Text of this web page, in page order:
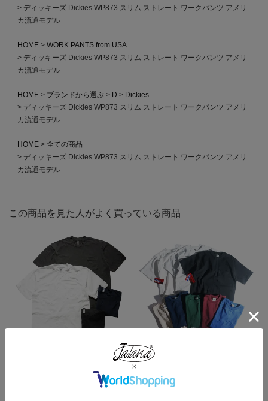
ディッキーズ Dickies WP873 スリム ストレート ワークパンツ アメリ
カ流通モデル
HOME
WORK PANTS from USA
ディッキーズ Dickies WP873 スリム ストレート ワークパンツ アメリ
カ流通モデル
HOME ブランドから選ぶ D
Dickies
ディッキーズ Dickies WP873 スリム ストレート ワークパンツ アメリ
カ流通モデル
HOME
全ての商品
ディッキーズ Dickies WP873 スリム ストレート ワークパンツ アメリ
カ流通モデル
この商品を見た人がよく買っている商品
ロサンゼルスアパレル LOSANGE
半袖 ガーメントダイ ポケットTシ
キャンバー CAMBER 302 マック
ツ MADE IN USA
7,990